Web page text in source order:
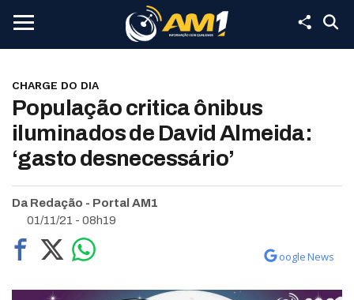
CHARGE DO DIA
População critica ônibus
iluminados de David Almeida:
‘gasto desnecessário’
Da Redação - Portal AM1
01/11/21 - 08h19
oogle News